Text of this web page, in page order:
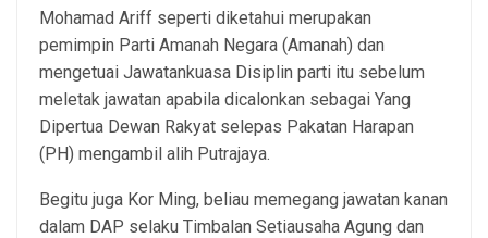
Mohamad Ariff seperti diketahui merupakan
pemimpin Parti Amanah Negara (Amanah) dan
mengetuai Jawatankuasa Disiplin parti itu sebelum
meletak jawatan apabila dicalonkan sebagai Yang
Dipertua Dewan Rakyat selepas Pakatan Harapan
(PH) mengambil alih Putrajaya.
Begitu juga Kor Ming, beliau memegang jawatan kanan
dalam DAP selaku Timbalan Setiausaha Agung dan